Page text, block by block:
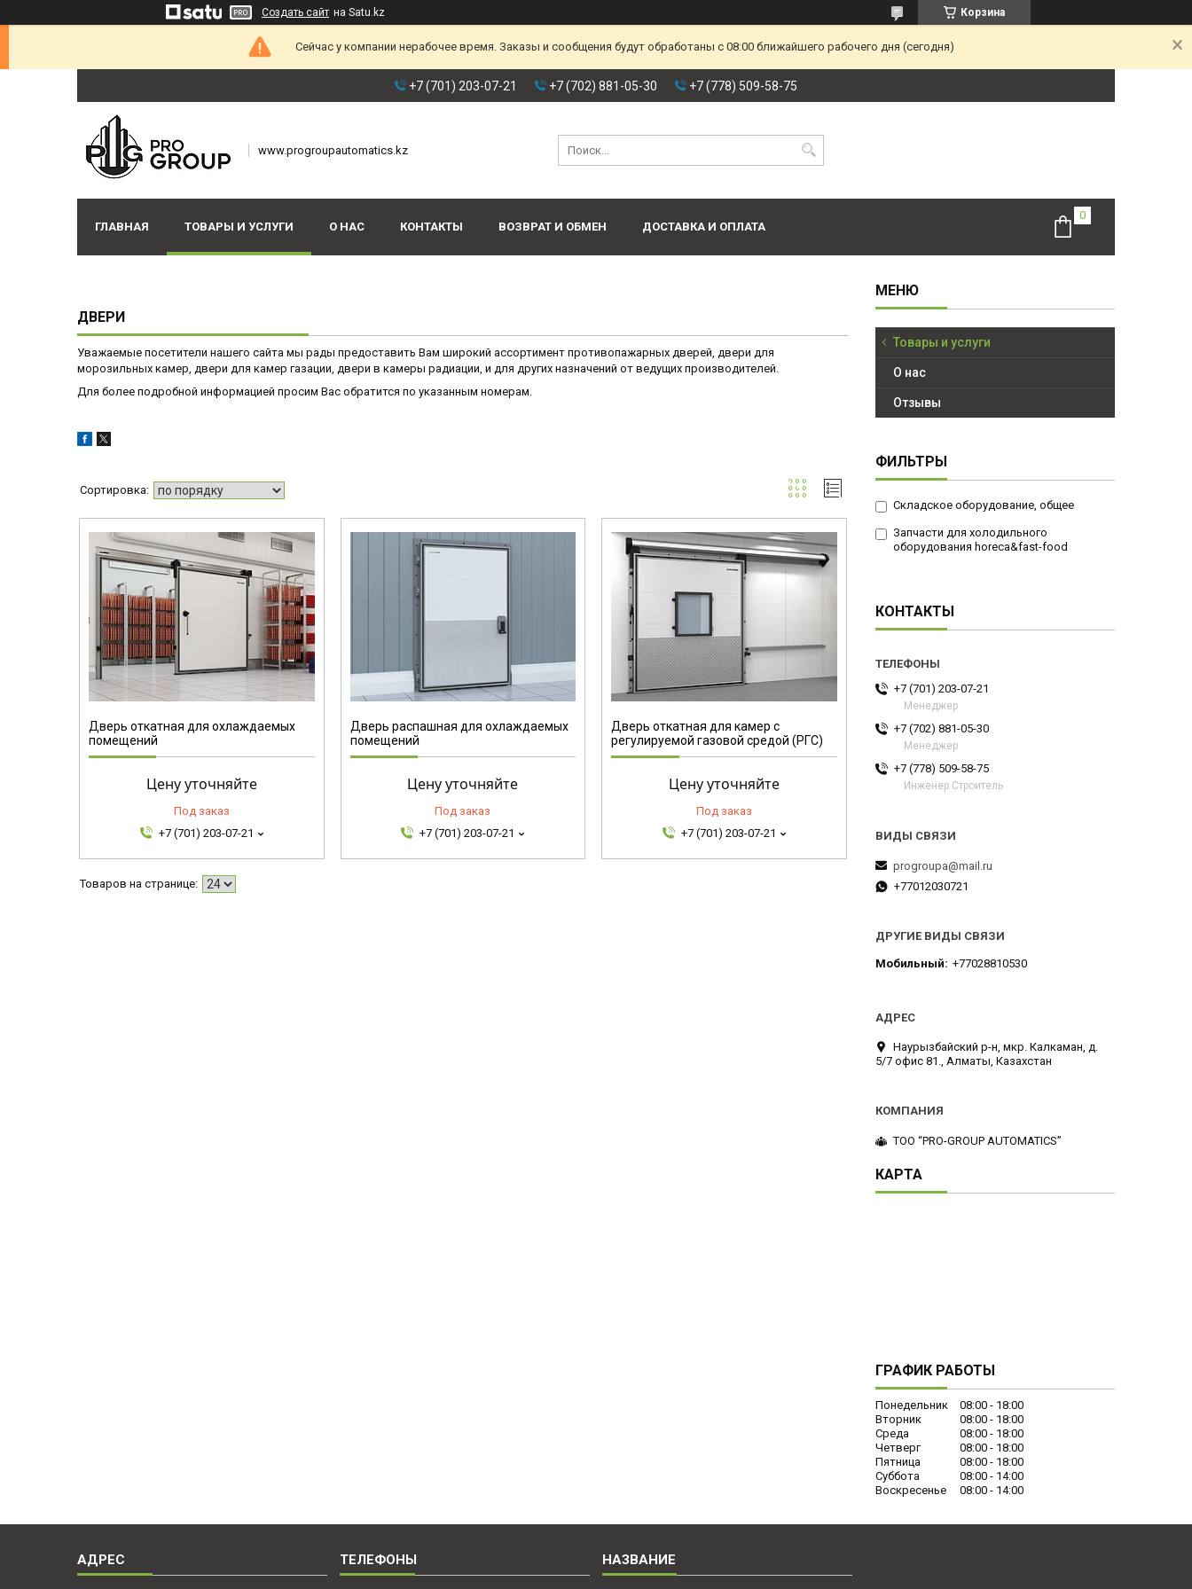
Создать сайт на Satu.kz Корзина
Сейчас у компании нерабочее время. Заказы и сообщения будут обработаны с 08:00 ближайшего рабочего дня (сегодня)
+7 (701) 203-07-21 +7 (702) 881-05-30 +7 (778) 509-58-75
www.progroupautomatics.kz
ГЛАВНАЯ ТОВАРЫ И УСЛУГИ О НАС КОНТАКТЫ ВОЗВРАТ И ОБМЕН ДОСТАВКА И ОПЛАТА
ДВЕРИ
Уважаемые посетители нашего сайта мы рады предоставить Вам широкий ассортимент противопажарных дверей, двери для
морозильных камер, двери для камер газации, двери в камеры радиации, и для других назначений от ведущих производителей.
Для более подробной информацией просим Вас обратится по указанным номерам.
Дверь откатная для охлаждаемых
помещений
Цену уточняйте
Под заказ
+7 (701) 203-07-21
Дверь распашная для охлаждаемых
помещений
Цену уточняйте
Под заказ
+7 (701) 203-07-21
Дверь откатная для камер с
регулируемой газовой средой (РГС)
Цену уточняйте
Под заказ
+7 (701) 203-07-21
Товары и услуги
О нас
Отзывы
ФИЛЬТРЫ
Складское оборудование, общее
Запчасти для холодильного
оборудования horeca&fast-food
КОНТАКТЫ
+7 (701) 203-07-21
Менеджер
+7 (702) 881-05-30
Менеджер
+7 (778) 509-58-75
Инженер Строитель
progroupa@mail.ru
+77012030721
ДРУГИЕ ВИДЫ СВЯЗИ
Мобильный +77028810530
Наурызбайский р-н, мкр. Калкаман, д.
5/7 офис 81., Алматы, Казахстан
ТОО “PRO-GROUP AUTOMATICS”
КАРТА
ГРАФИК РАБОТЫ
Понедельник 08:00
18:00
Вторник
08:00
18:00
Среда
08:00
18:00
Четверг
08:00
18:00
Пятница
08:00
18:00
Суббота
08:00
14:00
Воскресенье
08:00 14:00